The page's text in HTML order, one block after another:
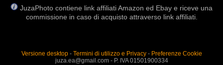
JuzaPhoto contiene link affiliati Amazon ed Ebay e riceve una
commissione in caso di acquisto attraverso link affiliati.
Versione desktop- Termini di utilizzo e Privacy- Preferenze Cookie
juza.ea@gmail.com - P. IVA 01501900334